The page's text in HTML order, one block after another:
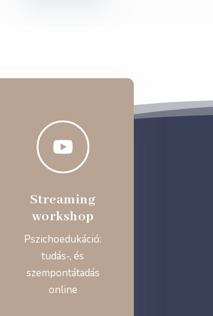

Streaming
workshop
Pszichoedukáció:
tudás-, és
szempontátadás
online